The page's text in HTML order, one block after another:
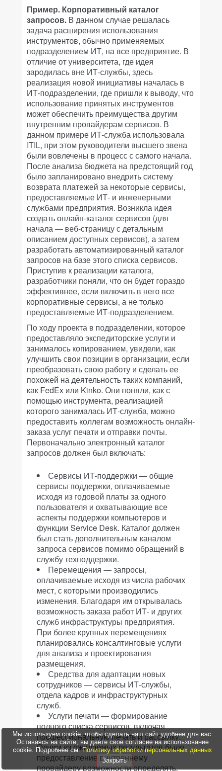
Пример. Корпоративный каталог
запросов. В данном случае решалась
задача расширения использования
инструментов, обычно применяемых
подразделением ИТ, на все предприятие. В
отличие от университета, где идея
зародилась вне ИТ-службы, здесь
реализация новой инициативы началась в
ИТ-подразделении, где пришли к выводу, что
использование принятых инструментов
может обеспечить преимущества другим
внутренним провайдерам сервисов. В
данном примере ИТ-служба использовала
ITIL, при этом руководители высшего звена
были вовлечены в процесс с самого начала.
После анализа бюджета на предстоящий год
было запланировано внедрить систему
возврата платежей за некоторые сервисы,
предоставляемые ИТ- и инженерными
службами предприятия. Возникла идея
создать онлайн-каталог сервисов (для
начала — веб-страницу с детальным
описанием доступных сервисов), а затем
разработать автоматизированный каталог
запросов на базе этого списка сервисов.
Приступив к реализации каталога,
разработчики поняли, что он будет гораздо
эффективнее, если включить в него все
корпоративные сервисы, а не только
предоставляемые ИТ-подразделением.
По ходу проекта в подразделении, которое
предоставляло экспедиторские услуги и
занималось копированием, увидели, как
улучшить свои позиции в организации, если
преобразовать свою работу и сделать ее
похожей на деятельность таких компаний,
как FedEx или Kinko. Они поняли, как с
помощью инструмента, реализацией
которого занималась ИТ-служба, можно
предоставить коллегам возможность онлайн-
заказа услуг печати и отправки почты.
Первоначально электронный каталог
запросов должен был включать:
Сервисы ИТ-поддержки — общие
сервисы поддержки, оплачиваемые
исходя из годовой платы за одного
пользователя и охватывающие все
аспекты поддержки компьютеров и
функции Service Desk. Каталог должен
был стать дополнительным каналом
запроса сервисов помимо обращений в
службу техподдержки.
Перемещения — запросы,
оплачиваемые исходя из числа рабочих
мест, с которыми производились
изменения. Благодаря им открывалась
возможность заказа работ ИТ- и других
служб инфраструктуры предприятия.
При более крупных перемещениях
планировались консалтинговые услуги
для анализа и проектирования
размещения.
Средства для адаптации новых
сотрудников — сервисы ИТ-службы,
отдела кадров и инфраструктурных
служб.
Услуги печати — формирование
полного списка сервисов, включая
профессиональную печать и рассылку.
Одним из ожидаемых результатов было
предоставление внутреннему
провайдеру возможности определять,
Мы используем cookie, чтобы сделать наш сайт удобнее для вас.
Оставаясь на сайте, вы даете свое согласие на использование
cookie. Подробнее см.Политику обработки персональных данных
Закрыть